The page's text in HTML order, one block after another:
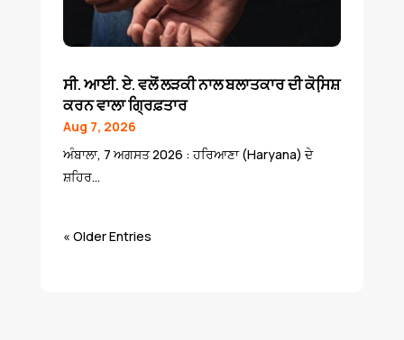
ਸੀ. ਆਈ. ਏ. ਵਲੋਂ ਲੜਕੀ ਨਾਲ ਬਲਾਤਕਾਰ ਦੀ ਕੋਸਿ਼ਸ਼
ਕਰਨ ਵਾਲਾ ਗ੍ਰਿਫ਼ਤਾਰ
Aug 7, 2026
ਅੰਬਾਲਾ, 7 ਅਗਸਤ 2026 : ਹਰਿਆਣਾ (Haryana) ਦੇ
ਸ਼ਹਿਰ...
« Older Entries